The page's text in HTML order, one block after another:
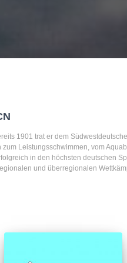
1901 trat er dem
Leistungsschwimmen, vom
in den höchsten deutschen
und überregionalen